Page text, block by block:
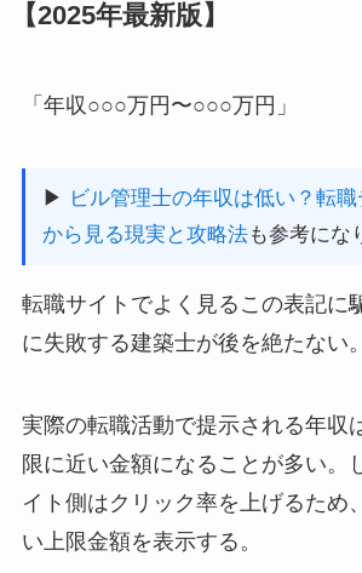
【2025年最新版】
「年収○○○万円〜○○○万円」
▶ ビル管理士の年収は低い？転
から見る現実と攻略法も参考にな
転職サイトでよく見るこの表記に
に失敗する建築士が後を絶たない。
実際の転職活動で提示される年収
限に近い金額になることが多い。
イト側はクリック率を上げるため
い上限金額を表示する。